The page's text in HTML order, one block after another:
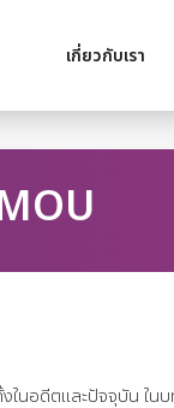
เกี่ยวกับเรา
ในอดีตและปัจจุบัน ใน